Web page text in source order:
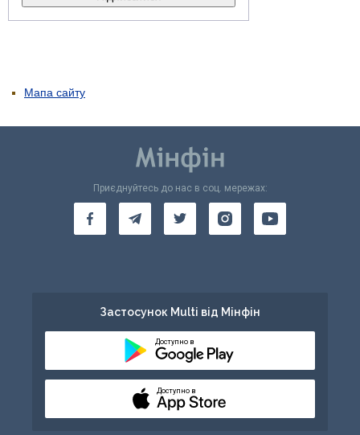
Мапа сайту
Приєднуйтесь до нас в соц. мережах:
Застосунок Multi від Мінфін
Доступно в
Доступно в